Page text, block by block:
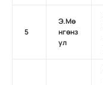
5
Э.Мө
нгөнз
ул